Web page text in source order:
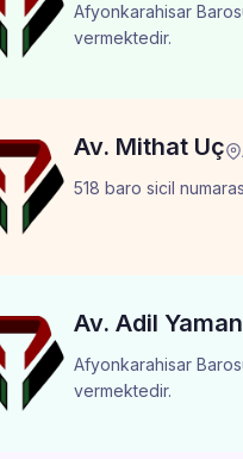
Afyonkarahisar
vermektedir.
Av. Mithat Uç
518 baro sicil
Av. Adil Yaman
Afyonkarahisar
vermektedir.